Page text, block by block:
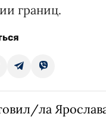
границ.
ла